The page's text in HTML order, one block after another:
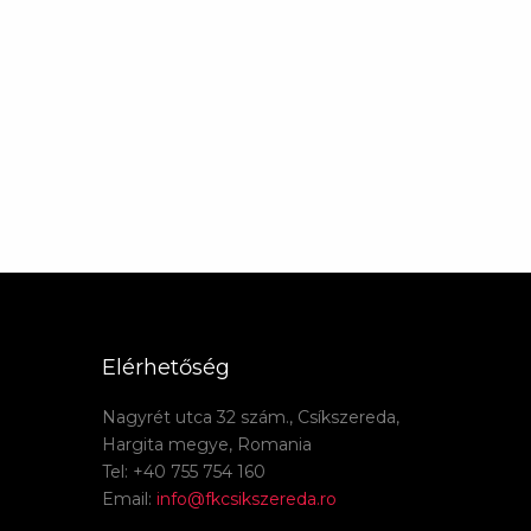
Elérhetőség
Nagyrét utca 32 szám., Csíkszereda,
Hargita megye, Romania
Tel: +40 755 754 160
Email: info@fkcsikszereda.ro